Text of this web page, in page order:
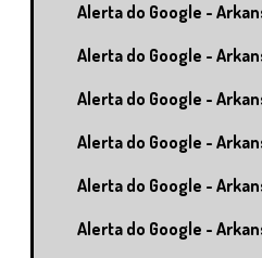
Alerta do Google -
Alerta do Google -
Alerta do Google -
Alerta do Google -
Alerta do Google -
Alerta do Google -